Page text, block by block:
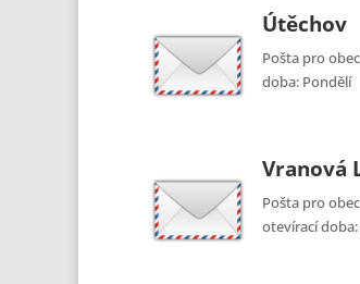
Útěchov
Pošta pro
doba: Pondělí
Vranová
Pošta pro
otevírací